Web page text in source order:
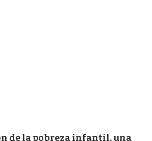
de la pobreza infantil, una